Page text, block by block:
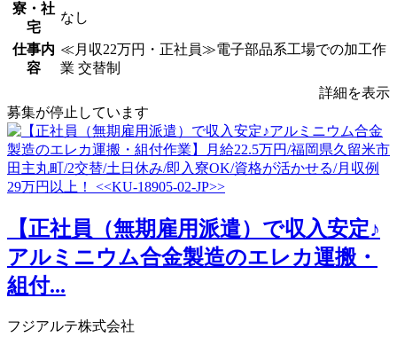
寮・社
宅
なし
仕事内
容
≪月収22万円・正社員≫電子部品系工場での加工作
業 交替制
詳細を表示
募集が停止しています
【正社員（無期雇用派遣）で収入安定♪
アルミニウム合金製造のエレカ運搬・
組付...
フジアルテ株式会社